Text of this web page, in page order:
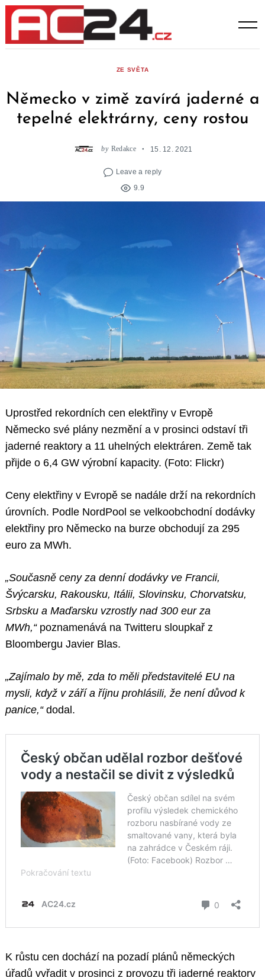
Skip
content
ZE SVĚTA
Německo v zimě zavírá jaderné a
tepelné elektrárny, ceny rostou
by Redakce 15. 12. 2021
Leave a reply
9.9
Uprostřed rekordních cen elektřiny v Evropě
Německo své plány nezmění a v prosinci odstaví tři
jaderné reaktory a 11 uhelných elektráren. Země tak
přijde o 6,4 GW výrobní kapacity. (Foto: Flickr)
Ceny elektřiny v Evropě se nadále drží na rekordních
úrovních. Podle NordPool se velkoobchodní dodávky
elektřiny pro Německo na burze obchodují za 295
euro za MWh.
„Současně ceny za denní dodávky ve Francii,
Švýcarsku, Rakousku, Itálii, Slovinsku, Chorvatsku,
Srbsku a Maďarsku vzrostly nad 300 eur za
MWh,“poznamenává na Twitteru sloupkař z
Bloombergu Javier Blas.
„Zajímalo by mě, zda to měli představitelé EU na
mysli, když v září a říjnu prohlásili, že není důvod k
panice,“dodal.
K růstu cen dochází na pozadí plánů německých
úřadů vyřadit v prosinci z provozu tři jaderné reaktory